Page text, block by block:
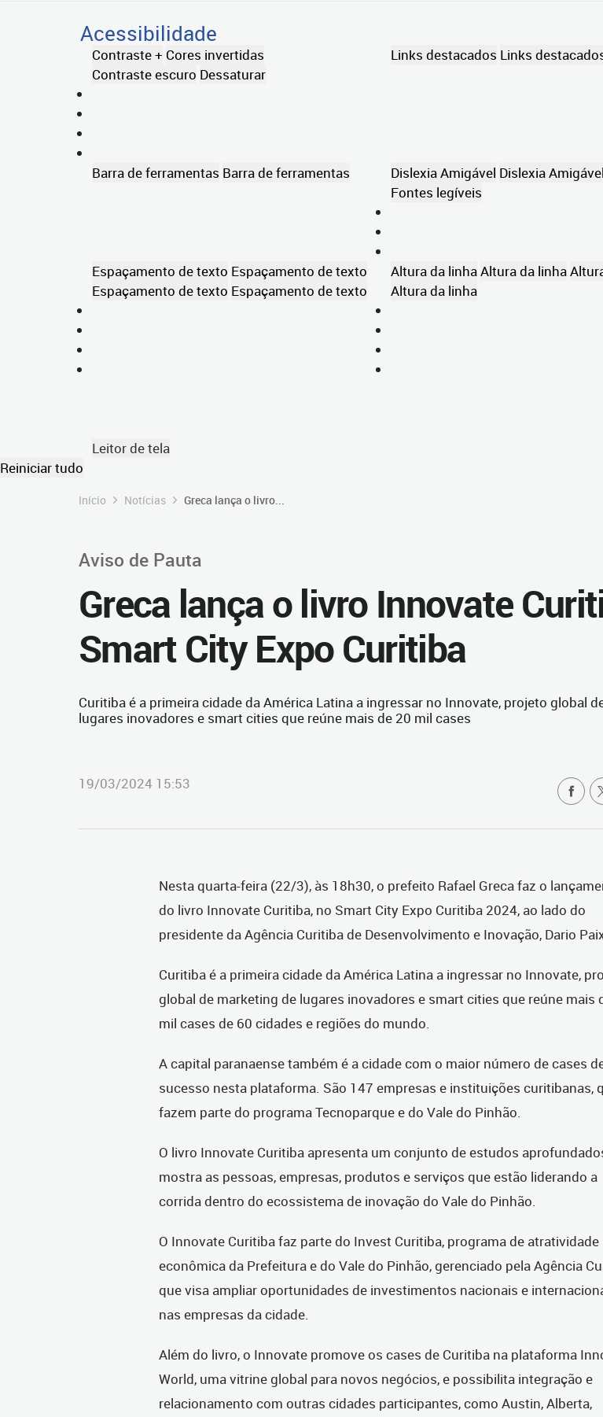
Acessibilidade
Contraste + Cores invertidas
Contraste escuro Dessaturar
Links destacados Links
Barra de ferramentas Barra de ferramentas Dislexia Amigável Dislexia Amigável
Fontes legíveis
Espaçamento de texto Espaçamento de texto
Espaçamento de texto Espaçamento de texto
Altura da linhaAltura da linha
Altura da linha
Leitor de tela
Reiniciar tudo
Início Notícias Greca lança o livro...
Aviso de Pauta
Greca lança o livro Innovate
Smart City Expo Curitiba
Curitiba é a primeira cidade da América Latina a ingressar no Innovate, projeto global
lugares inovadores e smart cities que reúne mais de 20 mil cases
19/03/2024 15:53
Nesta quarta-feira (22/3), às 18h30, o prefeito Rafael Greca faz o
do livro Innovate Curitiba, no Smart City Expo Curitiba 2024, ao lado do
presidente da Agência Curitiba de Desenvolvimento e Inovação, Dario
Curitiba é a primeira cidade da América Latina a ingressar no Innovate,
global de marketing de lugares inovadores e smart cities que reúne mais
mil cases de 60 cidades e regiões do mundo.
A capital paranaense também é a cidade com o maior número de cases
sucesso nesta plataforma. São 147 empresas e instituições curitibanas,
fazem parte do programa Tecnoparque e do Vale do Pinhão.
O livro Innovate Curitiba apresenta um conjunto de estudos
mostra as pessoas, empresas, produtos e serviços que estão liderando a
corrida dentro do ecossistema de inovação do Vale do Pinhão.
O Innovate Curitiba faz parte do Invest Curitiba, programa de atratividade
econômica da Prefeitura e do Vale do Pinhão, gerenciado pela Agência
que visa ampliar oportunidades de investimentos nacionais e
nas empresas da cidade.
Além do livro, o Innovate promove os cases de Curitiba na plataforma
World, uma vitrine global para novos negócios, e possibilita integração e
relacionamento com outras cidades participantes, como Austin, Alberta,